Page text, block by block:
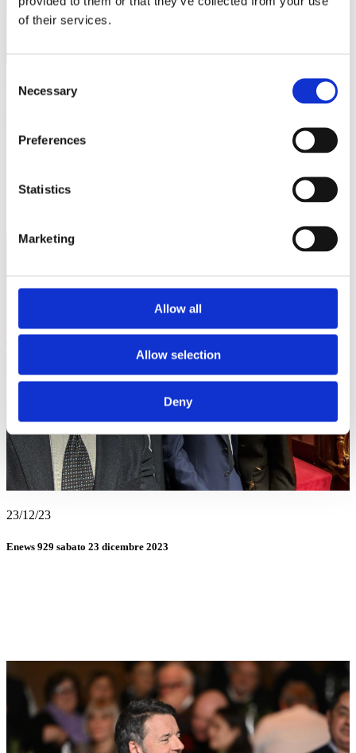
of their services.
Selection
Necessary
Preferences
Statistics
Marketing
Allow all
Allow selection
Deny
03/01/24
23/12/23
Enews 929 sabato 23 dicembre 2023